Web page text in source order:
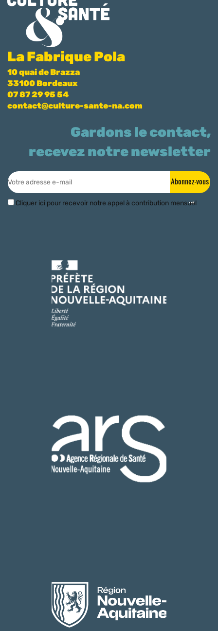
La Fabrique Pola
10 quai de Brazza
33100 Bordeaux
07 87 29 95 54
contact@culture-sante-na.com
Gardons le contact,
recevez notre newsletter
Abonnez-vous
Cliquer ici pour recevoir notre appel à contribution mensuel